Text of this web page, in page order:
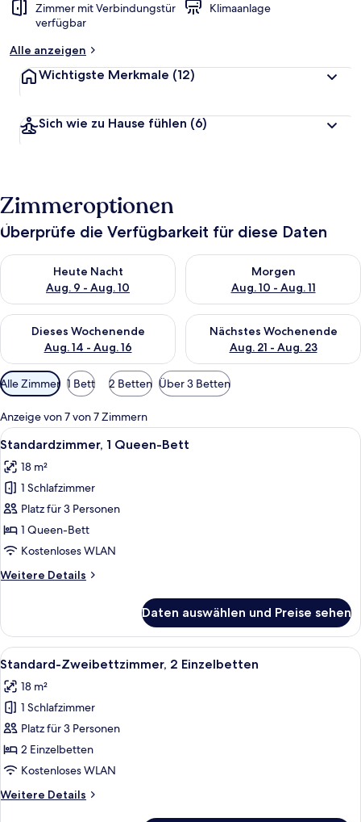
Zimmer mit Verbindungstür
verfügbar
Klimaanlage
Alle anzeigen
Wichtigste Merkmale (12)
Sich wie zu Hause fühlen (6)
Zimmeroptionen
Überprüfe die Verfügbarkeit für diese Daten
Heute Nacht
Aug. 9 - Aug. 10
Überprüfe die Verfügbarkeit für heute Nacht, Aug. 9 - Aug.
Morgen
Aug. 10 - Aug. 11
Überprüfe die Verfügbarkeit
Dieses Wochenende
Aug. 14 - Aug. 16
Überprüfe die Verfügbarkeit für dieses Wochenende, Aug. 14
Nächstes Wochenende
Aug. 21 - Aug. 23
Überprüfe die Verfügbarkeit
Verfügbare
Filter
für
Zimmer
Alle Zimmer 1 Bett 2 Betten Über 3 Betten
Anzeige von 7 von 7 Zimmern
Alle
Fotos
für
Standardzimmer,
1
Queen-
Bett
Ein Hotelzimmer mit Bett,
5
Standardzimmer, 1 Queen-Bett
18 m²
1 Schlafzimmer
Platz für 3 Personen
1 Queen-Bett
Kostenloses WLAN
Weitere Details
Weitere
1
Queen-
Bett
Daten auswählen und Preise sehen
Alle
Fotos
für
Standard-
Zweibettzimmer,
2 Einzelbetten
anzeigen
Ein modernes Hotelzimmer mit
6
Standard-Zweibettzimmer, 2 Einzelbetten
18 m²
1 Schlafzimmer
Platz für 3 Personen
2 Einzelbetten
Kostenloses WLAN
Weitere Details
Weitere